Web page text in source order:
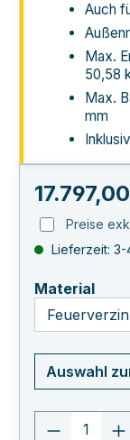
Auch
Max.
50,58
Max.
mm
Regulärer Preis:
Preise
Lieferzeit: 3-
Material
Auswahl
Produkt